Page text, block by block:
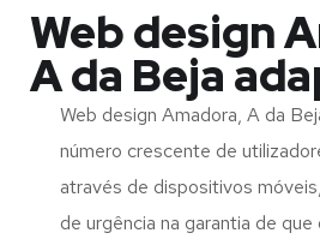
Web design
A da Beja
Web design Amadora, A da
número crescente de
através de dispositivos
de urgência na garantia de